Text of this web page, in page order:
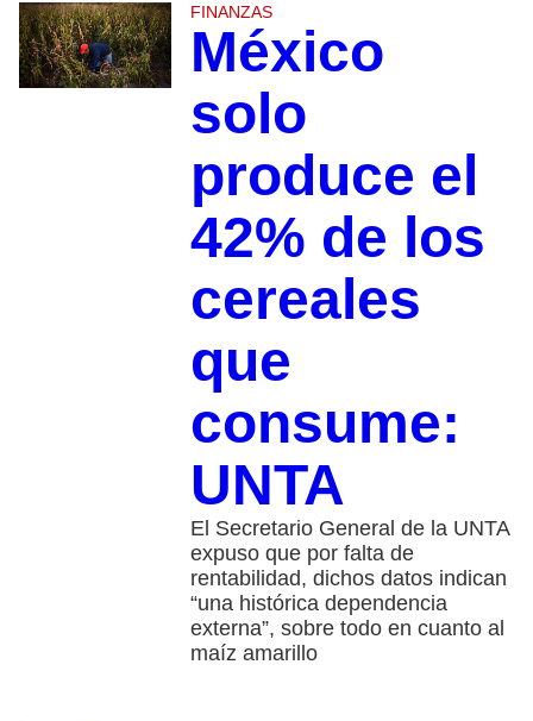
FINANZAS
México
solo
produce el
42% de los
cereales
que
consume:
UNTA
El Secretario General de la UNTA
expuso que por falta de
rentabilidad, dichos datos indican
“una histórica dependencia
externa”, sobre todo en cuanto al
maíz amarillo